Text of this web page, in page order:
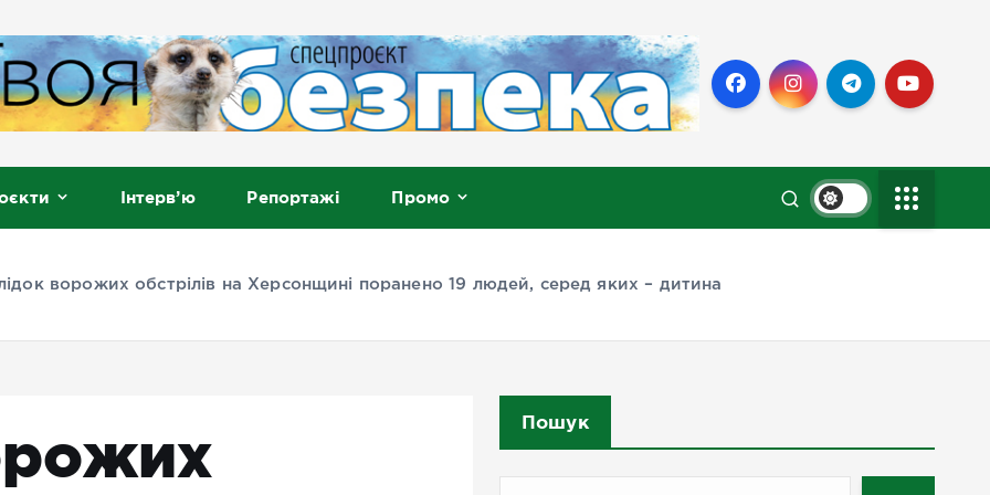
Інтерв’ю Репортажі Промо
ворожих обстрілів на Херсонщині поранено 19 людей, серед яких – дитина
Пошук